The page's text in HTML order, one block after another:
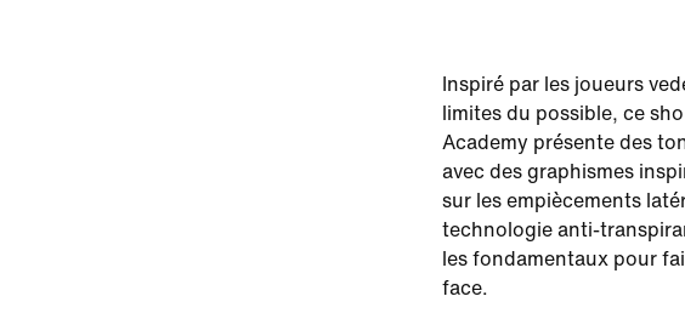
Inspiré par les joueurs
limites du possible, ce
Academy présente des
avec des graphismes
sur les empiècements
technologie anti-
les fondamentaux pour
face.